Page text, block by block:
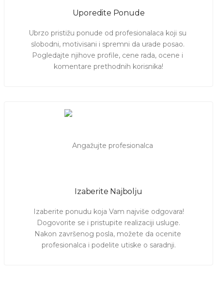
Uporedite Ponude
Ubrzo pristižu ponude od profesionalaca koji su
slobodni, motivisani i spremni da urade posao.
Pogledajte njihove profile, cene rada, ocene i
komentare prethodnih korisnika!
Izaberite Najbolju
Izaberite ponudu koja Vam najviše odgovara!
Dogovorite se i pristupite realizaciji usluge.
Nakon završenog posla, možete da ocenite
profesionalca i podelite utiske o saradnji.